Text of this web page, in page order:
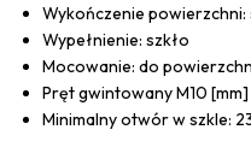
Wykończenie
Wypełnienie: szkło
Mocowanie: do
Pręt gwintowany M10 [mm]
Minimalny otwór w szkle: